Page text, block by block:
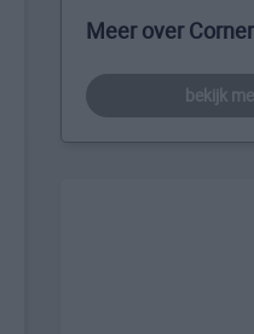
Meer over
bekijk